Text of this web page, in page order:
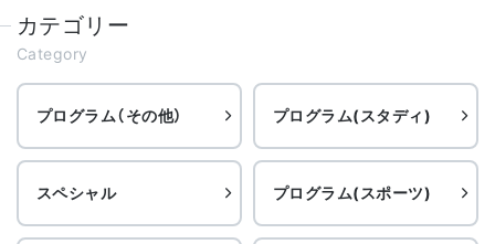
カテゴリー
Category
プログラム（その他） プログラム(スタディ)
スペシャル プログラム(スポーツ)